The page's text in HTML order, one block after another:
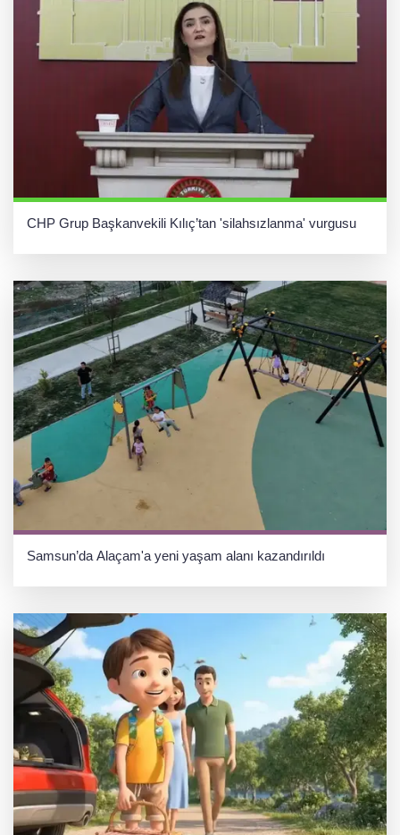
CHP Grup Başkanvekili Kılıç’tan 'silahsızlanma' vurgusu
Samsun’da Alaçam'a yeni yaşam alanı kazandırıldı